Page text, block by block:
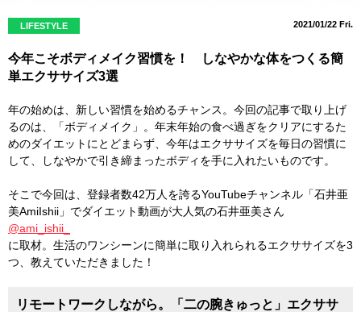
LIFESTYLE 2021/01/22 Fri.
今年こそボディメイク習慣を！ しなやかな体をつくる簡
単エクササイズ3選
年の始めは、新しい習慣を始めるチャンス。今回の記事で取り上げ
るのは、「ボディメイク」。年末年始の食べ過ぎをクリアにするた
めのダイエットにとどまらず、今年はエクササイズを毎日の習慣に
して、しなやかで引き締まったボディを手に入れたいものです。
そこで今回は、登録者数42万人を誇るYouTubeチャンネル「石井亜
美AmiIshii」でダイエット動画が大人気の石井亜美さん
@ami_ishii_
に取材。生活のワンシーンに簡単に取り入れられるエクササイズを3
つ、教えていただきました！
リモートワークしながら。「二の腕きゅっと」エクササ